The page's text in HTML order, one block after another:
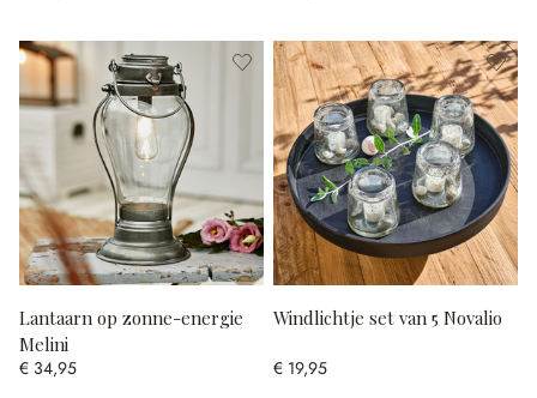
Lantaarn op zonne-energie
Melini
€ 34,95
Windlichtje set van 5 Novalio
€ 19,95